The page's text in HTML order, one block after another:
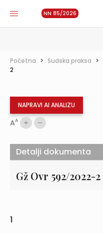
NN 85/2026
Početna > Sudska praksa >
2
NAPRAVI AI ANALIZU
AA
Gž Ovr 592/2022-2
1
Detalji dokumenta